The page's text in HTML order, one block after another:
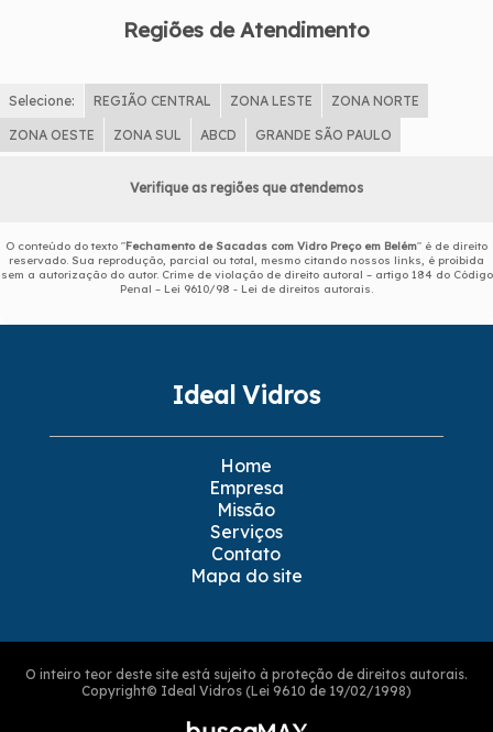
Regiões de Atendimento
Selecione: REGIÃO CENTRAL ZONA LESTE ZONA NORTE
ZONA OESTE ZONA SUL ABCD GRANDE SÃO PAULO
Verifique as regiões que atendemos
O conteúdo do texto "Fechamento de Sacadas com Vidro Preço em Belém" é de direito
reservado. Sua reprodução, parcial ou total, mesmo citando nossos links, é proibida
sem a autorização do autor. Crime de violação de direito autoral – artigo 184 do Código
Penal – Lei 9610/98 - Lei de direitos autorais.
Ideal Vidros
Home
Empresa
Missão
Serviços
Contato
Mapa do site
O inteiro teor deste site está sujeito à proteção de direitos autorais.
Copyright© Ideal Vidros (Lei 9610 de 19/02/1998)